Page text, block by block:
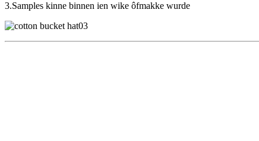
3.Samples kinne binnen ien wike ôfmakke wurde